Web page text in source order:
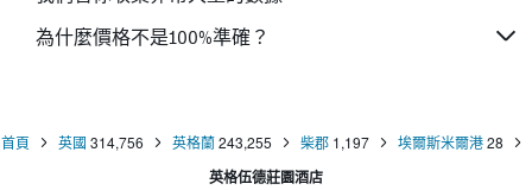
為什麼價格不是100%準確？
首頁 英國 314,756 英格蘭 243,255 柴郡 1,197 埃爾斯米爾港 28
英格伍德莊園酒店